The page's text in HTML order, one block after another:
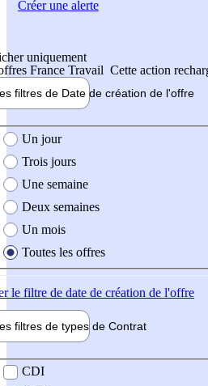
uniquement
France Travail Cette action
filtres de Date de création de l'offre
création de l'offre
Un jour
Trois jours
Une semaine
Deux semaines
Un mois
Toutes les offres
le filtre de date de création de l'offre
filtres de types de Contrat
contrat
CDI
Créer une alerte